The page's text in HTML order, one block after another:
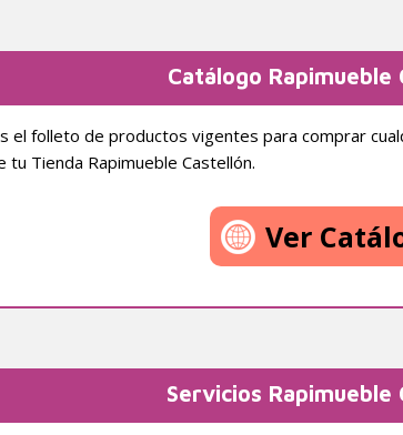
Catálogo Rapimueble
el folleto de productos vigentes para comprar
Tienda Rapimueble Castellón.
Ver
Servicios Rapimueble